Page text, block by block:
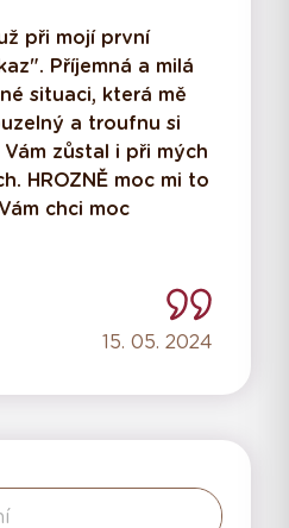
při mojí první
Příjemná a milá
situaci, která mě
a troufnu si
zůstal i při mých
HROZNĚ moc mi to
chci moc
15. 05. 2024